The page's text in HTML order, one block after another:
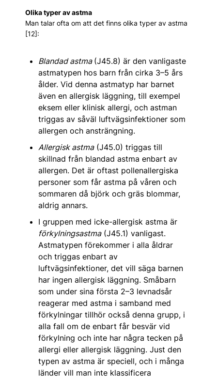
Olika typer av astma
Man talar ofta om att det finns olika typer av astma
[12]:
Blandad astma (J45.8) är den vanligaste
astmatypen hos barn från cirka 3–5 års
ålder. Vid denna astmatyp har barnet
även en allergisk läggning, till exempel
eksem eller klinisk allergi, och astman
triggas av såväl luftvägsinfektioner som
allergen och ansträngning.
Allergisk astma(J45.0) triggas till
skillnad från blandad astma enbart av
allergen. Det är oftast pollenallergiska
personer som får astma på våren och
sommaren då björk och gräs blommar,
aldrig annars.
I gruppen med icke-allergisk astma är
förkylningsastma(J45.1) vanligast.
Astmatypen förekommer i alla åldrar
och triggas enbart av
luftvägsinfektioner, det vill säga barnen
har ingen allergisk läggning. Småbarn
som under sina första 2–3 levnadsår
reagerar med astma i samband med
förkylningar tillhör också denna grupp, i
alla fall om de enbart får besvär vid
förkylning och inte har några tecken på
allergi eller allergisk läggning. Just den
typen av astma är speciell, och i många
länder vill man inte klassificera